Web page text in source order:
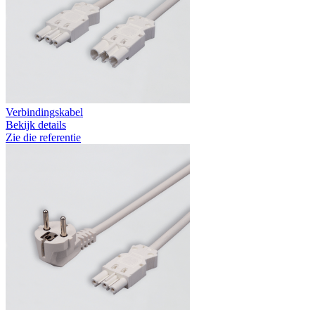
Verbindingskabel
Bekijk details
Zie die referentie